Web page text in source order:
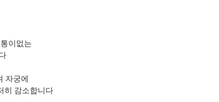
이없는
자궁에
히 감소합니다